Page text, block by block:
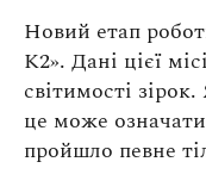
Новий етап
К2». Дані цієї
світимості
це може
пройшло певне